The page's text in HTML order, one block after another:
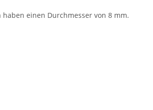
einen Durchmesser von 8 mm.